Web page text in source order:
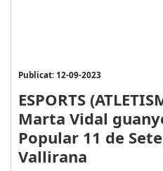
Publicat: 12-09-2023
ESPORTS
Marta Vidal
Popular 11 de
Vallirana